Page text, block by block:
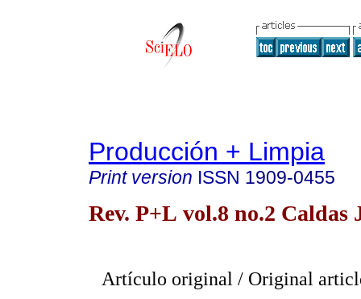
Producción + Limpia
Print version ISSN 1909-0455
Rev. P+L vol.8 no.2 Caldas
Artículo original / Original